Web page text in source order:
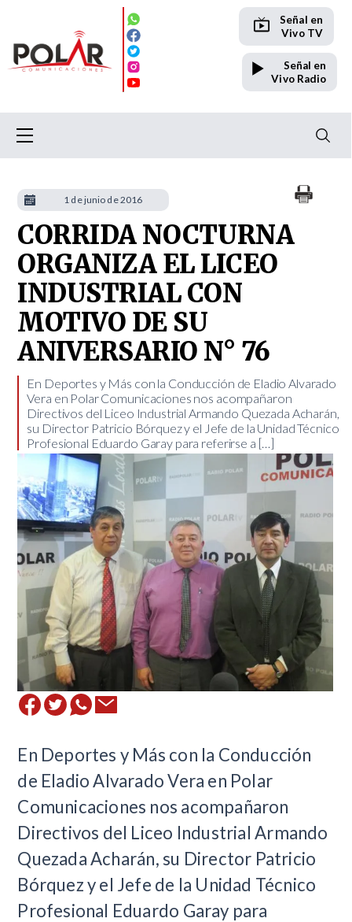
Señal en
Vivo TV
Señal en
Vivo Radio
CORRIDA NOCTURNA
ORGANIZA EL LICEO
INDUSTRIAL CON
MOTIVO DE SU
ANIVERSARIO N° 76
En Deportes y Más con la Conducción de Eladio Alvarado
Vera en Polar Comunicaciones nos acompañaron
Directivos del Liceo Industrial Armando Quezada Acharán,
su Director Patricio Bórquez y el Jefe de la Unidad Técnico
Profesional Eduardo Garay para referirse a […]
En Deportes y Más con la Conducción
de Eladio Alvarado Vera en Polar
Comunicaciones nos acompañaron
Directivos del Liceo Industrial Armando
Quezada Acharán, su Director Patricio
Bórquez y el Jefe de la Unidad Técnico
Profesional Eduardo Garay para
1 de junio de 2016